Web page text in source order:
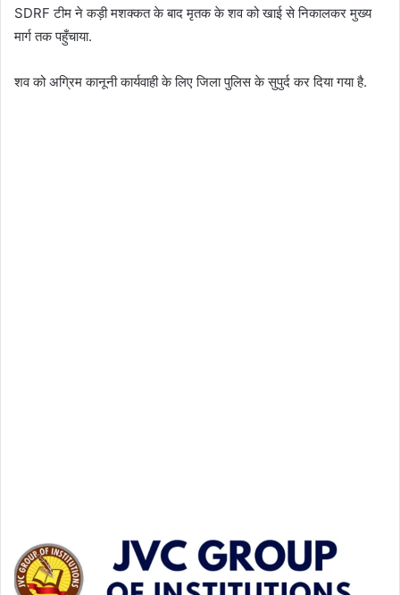
SDRF टीम ने कड़ी मशक्कत के बाद मृतक के शव को खाई से निकालकर मुख्य
मार्ग तक पहुँचाया.
शव को अग्रिम कानूनी कार्यवाही के लिए जिला पुलिस के सुपुर्द कर दिया गया है.